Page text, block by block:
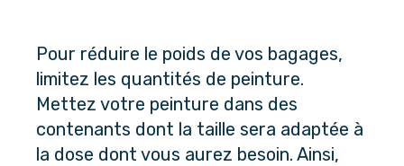
Pour réduire le poids de vos bagages,
limitez les quantités de peinture.
Mettez votre peinture dans des
contenants dont la taille sera adaptée à
la dose dont vous aurez besoin. Ainsi,